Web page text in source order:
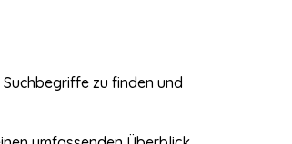
zu finden und